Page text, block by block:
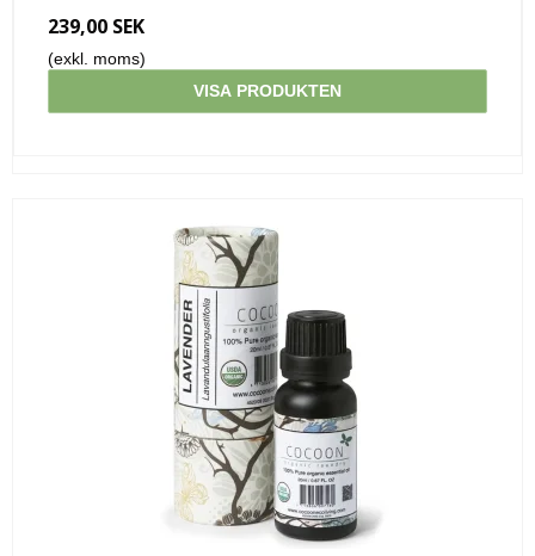
239,00 SEK
(exkl. moms)
VISA PRODUKTEN